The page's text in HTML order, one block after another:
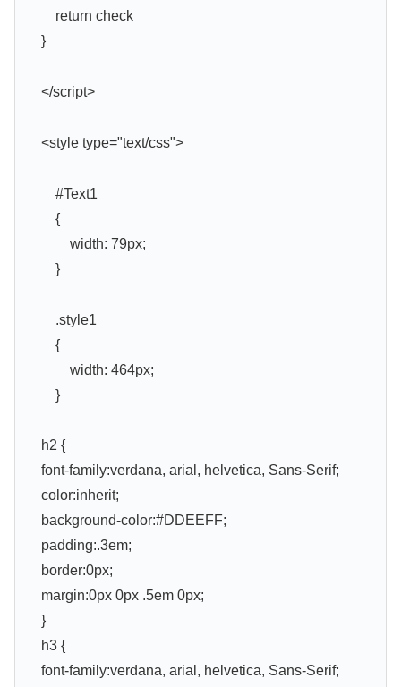
return check
}
</script>
<style type="text/css">
#Text1
{
width: 79px;
}
.style1
{
width: 464px;
}
h2 {
font-family:verdana, arial, helvetica, Sans-Serif;
color:inherit;
background-color:#DDEEFF;
padding:.3em;
border:0px;
margin:0px 0px .5em 0px;
}
h3 {
font-family:verdana, arial, helvetica, Sans-Serif;